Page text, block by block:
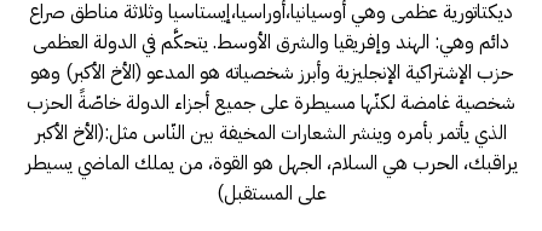
ديكتاتورية عظمى وهي أوسيانيا،أوراسيا،إيستاسيا وثلاثة مناطق صراع
دائم وهي: الهند وإفريقيا والشرق الأوسط. يتحكَّم في الدولة العظمى
حزب الإشتراكية الإنجليزية وأبرز شخصياته هو المدعو (الأخ الأكبر) وهو
شخصية غامضة لكنّها مسيطرة على جميع أجزاء الدولة خاصّةً الحزب
الذي يأتمر بأمره وينشر الشعارات المخيفة بين النّاس مثل:(الأخ الأكبر
يراقبك، الحرب هي السلام، الجهل هو القوة، من يملك الماضي يسيطر
على المستقبل)